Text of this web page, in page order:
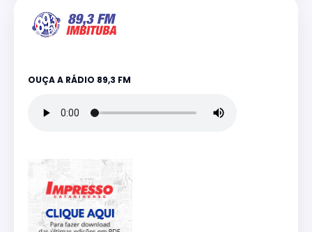
OUÇA A RÁDIO 89,3 FM